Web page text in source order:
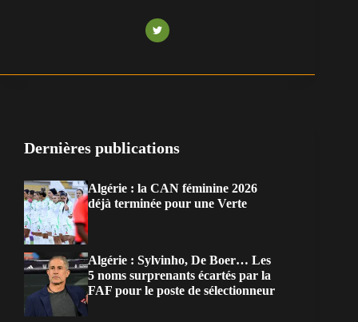
Dernières publications
Algérie : la CAN féminine 2026
déjà terminée pour une Verte
Algérie : Sylvinho, De Boer… Les
5 noms surprenants écartés par la
FAF pour le poste de sélectionneur